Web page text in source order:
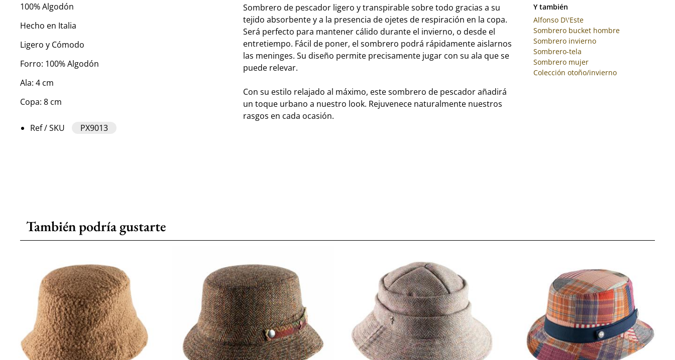
100% Algodón
Hecho en Italia
Ligero y Cómodo
Forro: 100% Algodón
Ala: 4 cm
Copa: 8 cm
Ref / SKU PX9013
Sombrero de pescador ligero y transpirable sobre todo gracias a su
tejido absorbente y a la presencia de ojetes de respiración en la copa.
Será perfecto para mantener cálido durante el invierno, o desde el
entretiempo. Fácil de poner, el sombrero podrá rápidamente aislarnos
las meninges. Su diseño permite precisamente jugar con su ala que se
puede relevar.
Con su estilo relajado al máximo, este sombrero de pescador añadirá
un toque urbano a nuestro look. Rejuvenece naturalmente nuestros
rasgos en cada ocasión.
Y también
Alfonso D\'Este
Sombrero bucket hombre
Sombrero invierno
Sombrero-tela
Sombrero mujer
Colección otoño/invierno
También podría gustarte